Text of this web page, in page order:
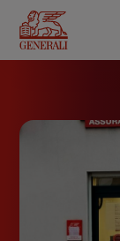
contenu
principal